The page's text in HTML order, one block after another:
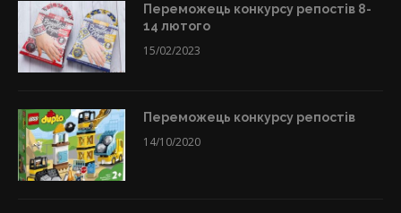
Переможець конкурсу репостів 8-
14 лютого
15/02/2023
Переможець конкурсу репостів
14/10/2020